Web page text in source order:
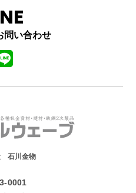
問い合わせ
石川金物
0001